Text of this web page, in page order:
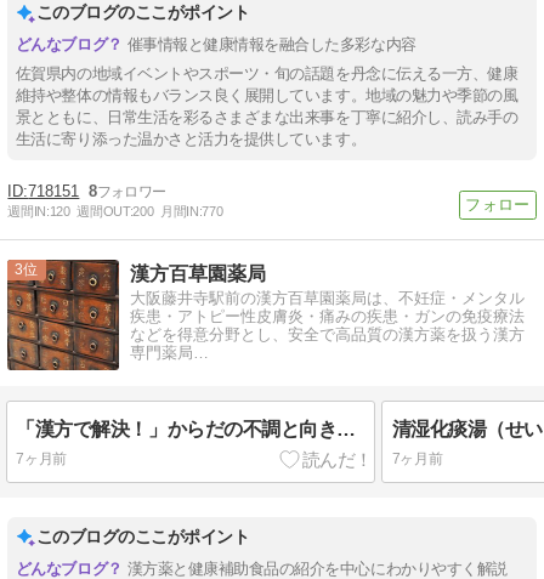
このブログのここがポイント
催事情報と健康情報を融合した多彩な内容
佐賀県内の地域イベントやスポーツ・旬の話題を丹念に伝える一方、健康
維持や整体の情報もバランス良く展開しています。地域の魅力や季節の風
景とともに、日常生活を彩るさまざまな出来事を丁寧に紹介し、読み手の
生活に寄り添った温かさと活力を提供しています。
718151 8
週間IN:120 週間OUT:200 月間IN:770
3 漢方百草園薬局
大阪藤井寺駅前の漢方百草園薬局は、不妊症・メンタル
疾患・アトピー性皮膚炎・痛みの疾患・ガンの免疫療法
などを得意分野とし、安全で高品質の漢方薬を扱う漢方
専門薬局…
「漢方で解決！」からだの不調と向き合う自然の力
7ヶ月前
清湿化痰湯（せ
7ヶ月前
このブログのここがポイント
漢方薬と健康補助食品の紹介を中心にわかりやすく解説